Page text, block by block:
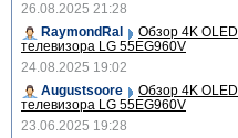
26.08.2025 21:28
RaymondRal
Обзор 4K OLED
телевизора LG 55EG960V
24.08.2025 19:02
Augustsoore
Обзор 4K OLED
телевизора LG 55EG960V
23.06.2025 19:28